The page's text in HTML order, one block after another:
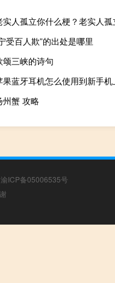
实人孤立你什么梗？老实人
受百人欺”的出处是哪里
颂三峡的诗句
果蓝牙耳机怎么使用到新手机
州蟹 攻略
渝ICP备05006535号